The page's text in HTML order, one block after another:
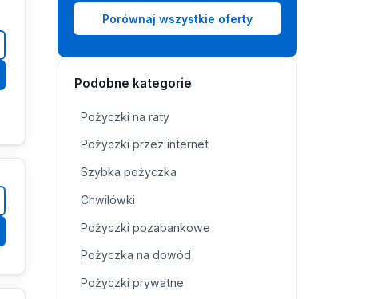
Porównaj wszystkie oferty
Podobne kategorie
Pożyczki na raty
Pożyczki przez internet
Szybka pożyczka
Chwilówki
Pożyczki pozabankowe
Pożyczka na dowód
Pożyczki prywatne